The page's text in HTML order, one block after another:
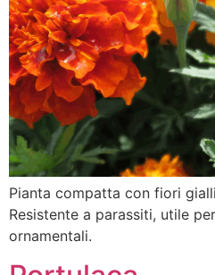
Pianta compatta con fiori
Resistente a parassiti, utile
ornamentali.